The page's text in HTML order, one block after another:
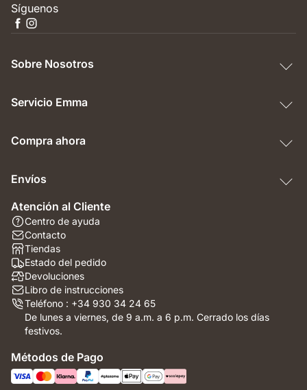
Síguenos
Sobre Nosotros
Servicio Emma
Compra ahora
Envíos
Atención al Cliente
Centro de ayuda
Contacto
Tiendas
Estado del pedido
Devoluciones
Libro de instrucciones
Teléfono : +34 930 34 24 65
De lunes a viernes, de 9 a.m. a 6 p.m. Cerrado los días
festivos.
Métodos de Pago